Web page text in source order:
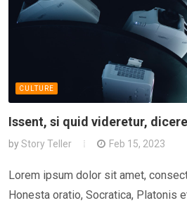
CULTURE
Issent, si quid videretur,
byStory Teller Feb 15, 2023
Lorem ipsum dolor sit amet,
Honesta oratio, Socratica, Platonis